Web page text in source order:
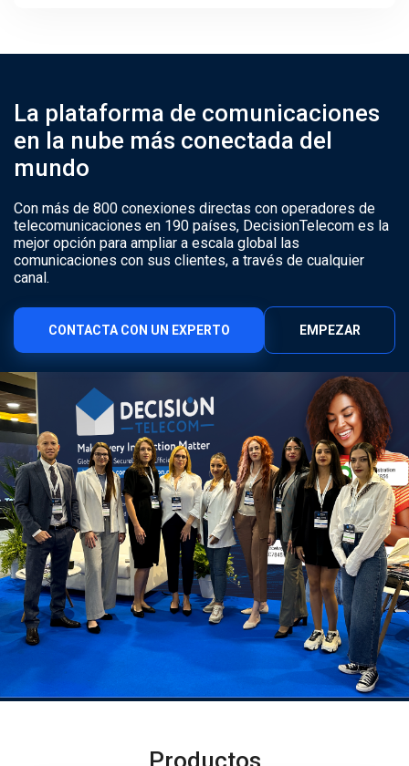
La plataforma de comunicaciones
en la nube más conectada del
mundo
Con más de 800 conexiones directas con operadores de
telecomunicaciones en 190 países, DecisionTelecom es la
mejor opción para ampliar a escala global las
comunicaciones con sus clientes, a través de cualquier
canal.
CONTACTA CON UN EXPERTO EMPEZAR